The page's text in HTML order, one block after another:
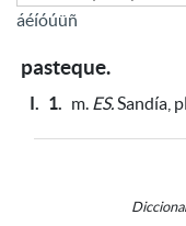
áéíóúüñ
pasteque.
I. 1. m. ES.Sandía,